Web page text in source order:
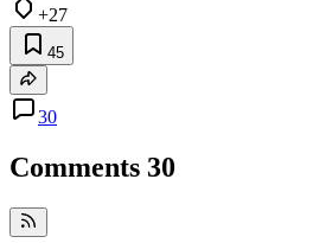
+27
45
30
Comments 30